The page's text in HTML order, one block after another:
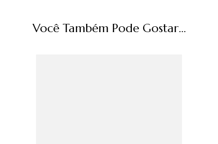
Você Também Pode Gostar...